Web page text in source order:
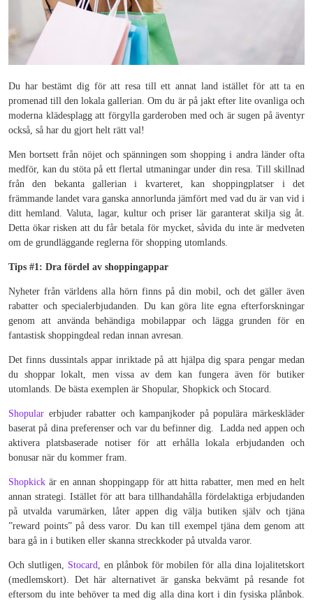
Du har bestämt dig för att resa till ett annat land istället för att ta en
promenad till den lokala gallerian. Om du är på jakt efter lite ovanliga och
moderna klädesplagg att förgylla garderoben med och är sugen på äventyr
också, så har du gjort helt rätt val!
Men bortsett från nöjet och spänningen som shopping i andra länder ofta
medför, kan du stöta på ett flertal utmaningar under din resa. Till skillnad
från den bekanta gallerian i kvarteret, kan shoppingplatser i det
främmande landet vara ganska annorlunda jämfört med vad du är van vid i
ditt hemland. Valuta, lagar, kultur och priser lär garanterat skilja sig åt.
Detta ökar risken att du får betala för mycket, såvida du inte är medveten
om de grundläggande reglerna för shopping utomlands.
Tips #1: Dra fördel av shoppingappar
Nyheter från världens alla hörn finns på din mobil, och det gäller även
rabatter och specialerbjudanden. Du kan göra lite egna efterforskningar
genom att använda behändiga mobilappar och lägga grunden för en
fantastisk shoppingdeal redan innan avresan.
Det finns dussintals appar inriktade på att hjälpa dig spara pengar medan
du shoppar lokalt, men vissa av dem kan fungera även för butiker
utomlands. De bästa exemplen är Shopular, Shopkick och Stocard.
Shopular erbjuder rabatter och kampanjkoder på populära märkeskläder
baserat på dina preferenser och var du befinner dig. Ladda ned appen och
aktivera platsbaserade notiser för att erhålla lokala erbjudanden och
bonusar när du kommer fram.
Shopkick är en annan shoppingapp för att hitta rabatter, men med en helt
annan strategi. Istället för att bara tillhandahålla fördelaktiga erbjudanden
på utvalda varumärken, låter appen dig välja butiken själv och tjäna
”reward points” på dess varor. Du kan till exempel tjäna dem genom att
bara gå in i butiken eller skanna streckkoder på utvalda varor.
Och slutligen, Stocard, en plånbok för mobilen för alla dina lojalitetskort
(medlemskort). Det här alternativet är ganska bekvämt på resande fot
eftersom du inte behöver ta med dig alla dina kort i din fysiska plånbok.